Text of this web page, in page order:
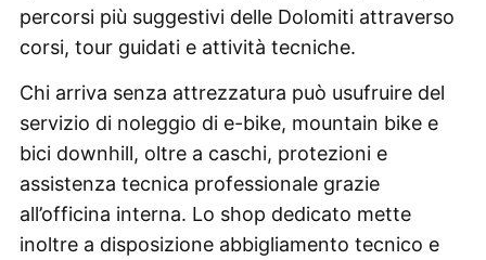
percorsi più suggestivi delle Dolomiti attraverso
corsi, tour guidati e attività tecniche.
Chi arriva senza attrezzatura può usufruire del
servizio di noleggio di e-bike, mountain bike e
bici downhill, oltre a caschi, protezioni e
assistenza tecnica professionale grazie
all’officina interna. Lo shop dedicato mette
inoltre a disposizione abbigliamento tecnico e